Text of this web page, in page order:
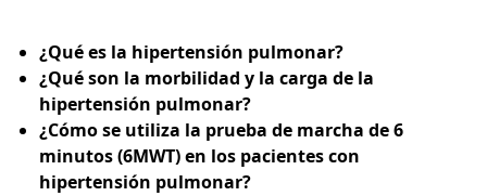
¿Qué es la hipertensión pulmonar?
¿Qué son la morbilidad y la carga de la
hipertensión pulmonar?
¿Cómo se utiliza la prueba de marcha de 6
minutos (6MWT) en los pacientes con
hipertensión pulmonar?